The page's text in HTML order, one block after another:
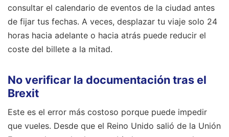
consultar el calendario de eventos de la ciudad antes
de fijar tus fechas. A veces, desplazar tu viaje solo 24
horas hacia adelante o hacia atrás puede reducir el
coste del billete a la mitad.
No verificar la documentación tras el
Brexit
Este es el error más costoso porque puede impedir
que vueles. Desde que el Reino Unido salió de la Unión